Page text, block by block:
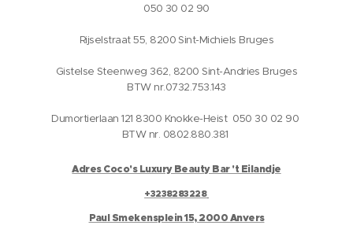
050 30 02 90
Rijselstraat 55, 8200 Sint-Michiels Bruges
Gistelse Steenweg 362, 8200 Sint-Andries Bruges
BTW nr.0732.753.143
Dumortierlaan 121 8300 Knokke-Heist 050 30 02 90
BTW nr. 0802.880.381
Adres Coco's Luxury Beauty Bar 't Eilandje
+3238283228
Paul Smekensplein 15, 2000 Anvers